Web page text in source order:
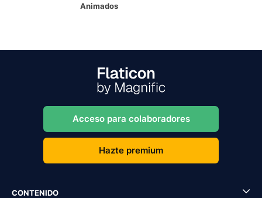
Animados
Acceso para colaboradores
Hazte premium
CONTENIDO